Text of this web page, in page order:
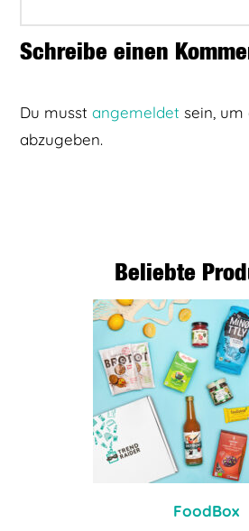
Schreibe einen
Du musstangemeldet sein,
abzugeben.
Beliebte
FoodBox